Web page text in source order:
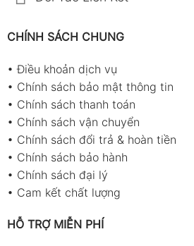
CHÍNH SÁCH CHUNG
•Điều khoản dịch vụ
• Chính sách bảo mật thông tin
• Chính sách thanh toán
• Chính sách vận chuyển
• Chính sách đổi trả & hoàn tiền
• Chính sách bảo hành
• Chính sách đại lý
• Cam kết chất lượng
HỖ TRỢ MIỄN PHÍ